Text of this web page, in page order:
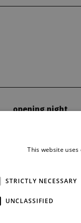
opening night
This website
STRICTLY NECESSARY
UNCLASSIFIED